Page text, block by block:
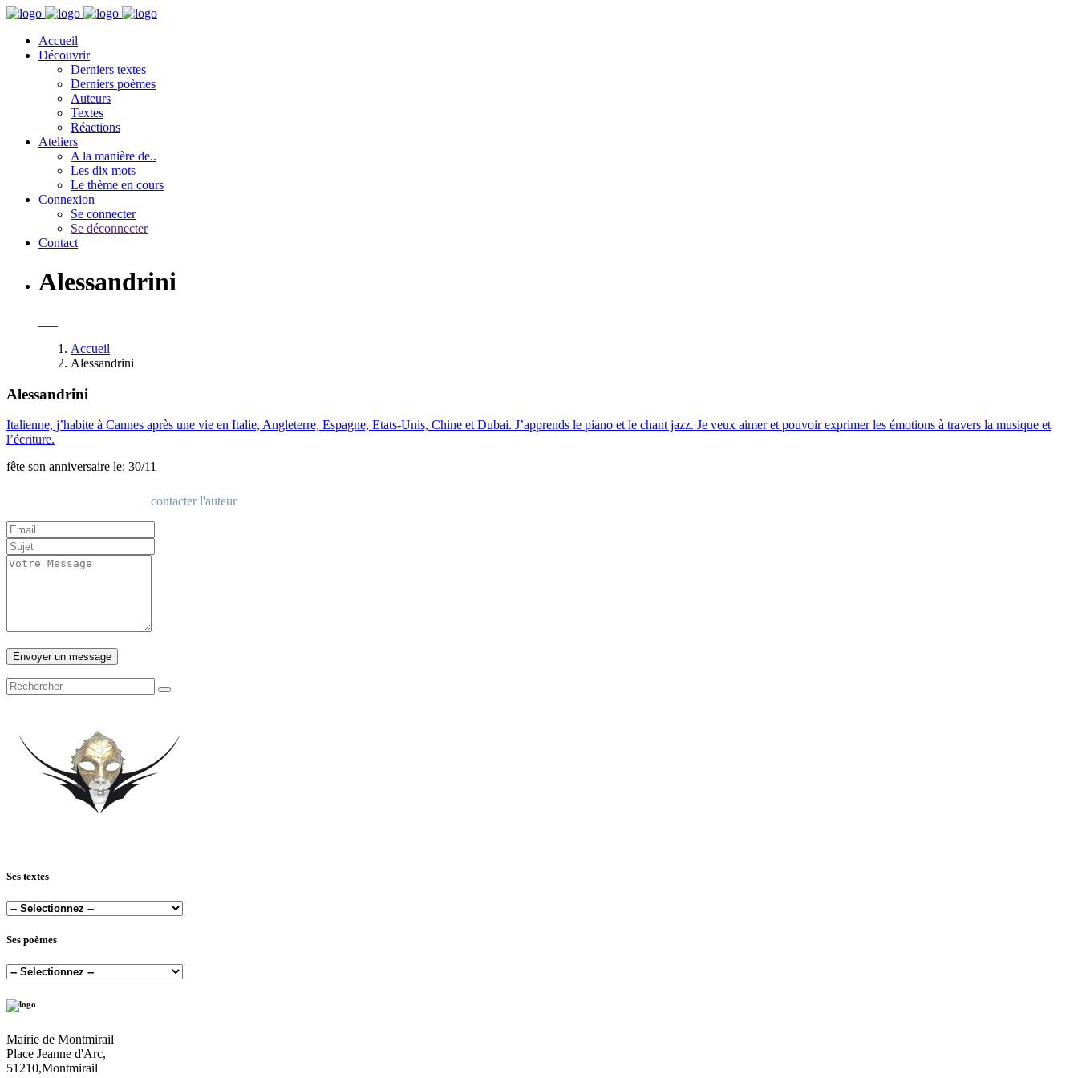
Accueil
Découvrir
Derniers textes
Derniers poèmes
Auteurs
Textes
Réactions
Ateliers
A la manière de..
Les dix mots
Le thème en cours
Connexion
Se connecter
Se déconnecter
Contact
Alessandrini
Accueil
Alessandrini
Alessandrini
Italienne, j’habite à Cannes après une vie en Italie, Angleterre, Espagne, Etats-Unis, Chine et Dubai. J’apprends le piano et le chant jazz. Je veux aimer et pouvoir exprimer les émotions à travers la musique et
l’écriture.
fête son anniversaire le: 30/11
contacter l'auteur
Ses textes
Ses poèmes
Mairie de Montmirail
Place Jeanne d'Arc,
51210,Montmirail